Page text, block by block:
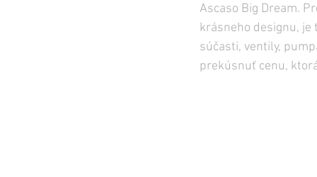
Ascaso Big Dream.
krásneho designu,
súčasti, ventily,
prekúsnuť cenu,